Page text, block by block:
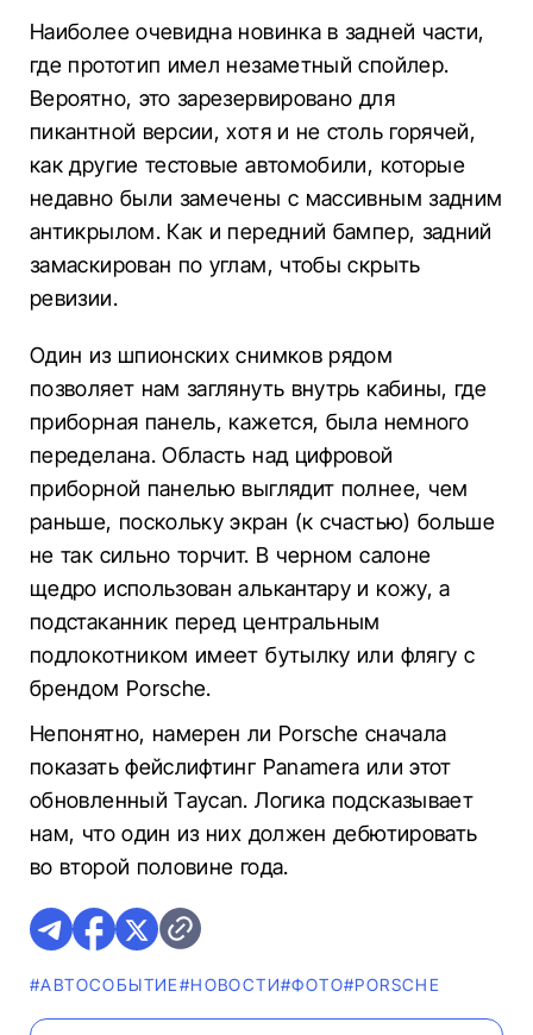
Наиболее очевидна новинка в задней части,
где прототип имел незаметный спойлер.
Вероятно, это зарезервировано для
пикантной версии, хотя и не столь горячей,
как другие тестовые автомобили, которые
недавно были замечены с массивным задним
антикрылом. Как и передний бампер, задний
замаскирован по углам, чтобы скрыть
ревизии.
Один из шпионских снимков рядом
позволяет нам заглянуть внутрь кабины, где
приборная панель, кажется, была немного
переделана. Область над цифровой
приборной панелью выглядит полнее, чем
раньше, поскольку экран (к счастью) больше
не так сильно торчит. В черном салоне
щедро использован алькантару и кожу, а
подстаканник перед центральным
подлокотником имеет бутылку или флягу с
брендом Porsche.
Непонятно, намерен ли Porsche сначала
показать фейслифтинг Panamera или этот
обновленный Taycan. Логика подсказывает
нам, что один из них должен дебютировать
во второй половине года.
#АВТОСОБЫТИЕ#НОВОСТИ#ФОТО#PORSCHE